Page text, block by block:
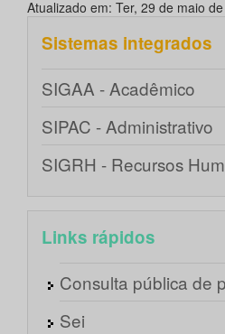
Atualizado em: Ter, 29 de maio
Sistemas integrados
SIGAA - Acadêmico
SIPAC - Administrativo
SIGRH - Recursos
Links rápidos
Consulta pública de
Sei